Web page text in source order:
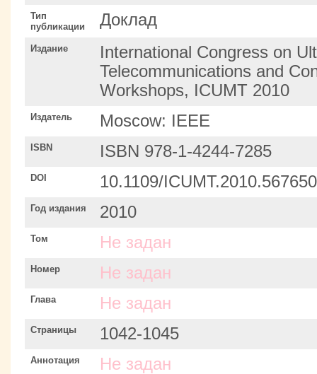
Тип
публикации
Доклад
Издание
International Congress on
Telecommunications and
Workshops, ICUMT 2010
Издатель Moscow: IEEE
ISBN ISBN 978-1-4244-7285
DOI 10.1109/
Год издания 2010
Том Не задан
Номер Не задан
Глава Не задан
Страницы 1042-1045
Аннотация Не задан